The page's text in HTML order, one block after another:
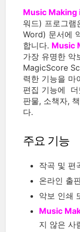
Music Making
워드) 프로그
Word) 문서에
합니다. Music
가장 유명한 악
MagicScore
력한 기능을 마
편집 기능에 더
판물, 소책자,
다.
주요 기능
작곡 및 편
온라인 출
악보 인쇄
Music
지 않은 사